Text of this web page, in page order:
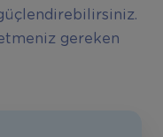
gereken